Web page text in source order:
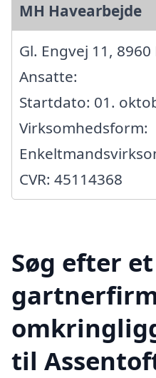
MH Havearbejde
Gl. Engvej 11,
Ansatte:
Startdato: 01.
Virksomhedsform:
CVR: 45114368
Søg efter
til